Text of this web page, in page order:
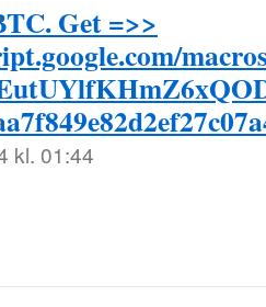
Get =>>
kl. 01:44